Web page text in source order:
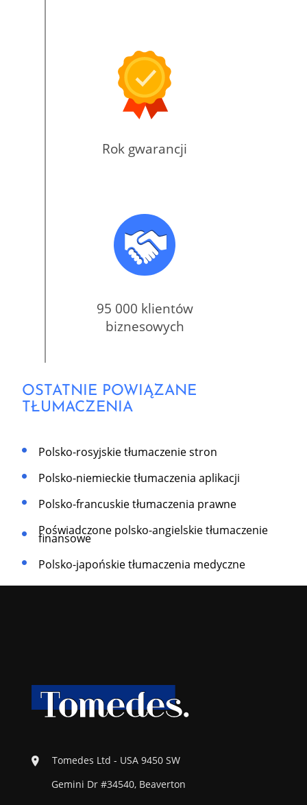
Rok gwarancji
95 000 klientów
biznesowych
OSTATNIE POWIĄZANE
TŁUMACZENIA
Polsko-rosyjskie tłumaczenie stron
Polsko-niemieckie tłumaczenia aplikacji
Polsko-francuskie tłumaczenia prawne
Poświadczone polsko-angielskie tłumaczenie
finansowe
Polsko-japońskie tłumaczenia medyczne
Tomedes Ltd - USA 9450 SW
Gemini Dr #34540, Beaverton